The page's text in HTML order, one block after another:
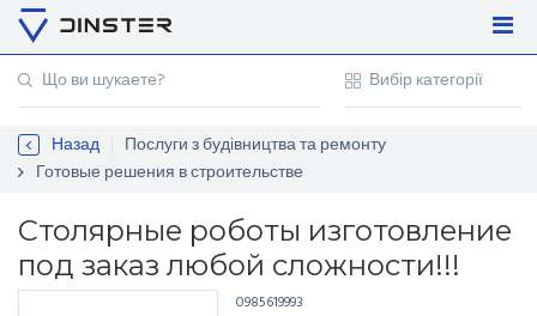
Регістрація
Контакти
Назад
Послуги з будівництва та ремонту
Готовые решения в строительстве
Столярные роботы изготовление
под заказ любой сложности!!!
0985619993